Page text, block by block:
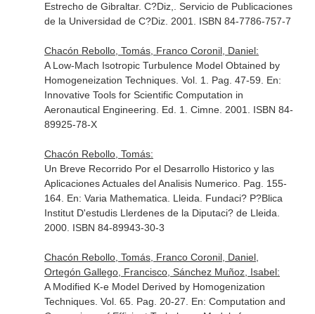
Estrecho de Gibraltar. C?Diz,. Servicio de Publicaciones
de la Universidad de C?Diz. 2001. ISBN 84-7786-757-7
Chacón Rebollo, Tomás, Franco Coronil, Daniel:
A Low-Mach Isotropic Turbulence Model Obtained by
Homogeneization Techniques. Vol. 1. Pag. 47-59. En:
Innovative Tools for Scientific Computation in
Aeronautical Engineering . Ed. 1. Cimne. 2001. ISBN 84-
89925-78-X
Chacón Rebollo, Tomás:
Un Breve Recorrido Por el Desarrollo Historico y las
Aplicaciones Actuales del Analisis Numerico. Pag. 155-
164. En: Varia Mathematica . Lleida. Fundaci? P?Blica
Institut D'estudis Llerdenes de la Diputaci? de Lleida.
2000. ISBN 84-89943-30-3
Chacón Rebollo, Tomás, Franco Coronil, Daniel,
Ortegón Gallego, Francisco, Sánchez Muñoz, Isabel:
A Modified K-e Model Derived by Homogenization
Techniques. Vol. 65. Pag. 20-27. En: Computation and